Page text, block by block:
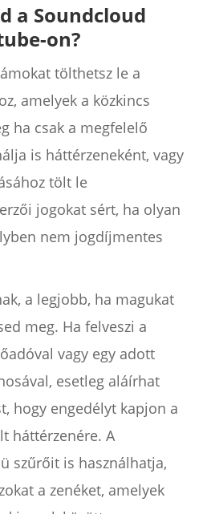
a Soundcloud
on?
tölthetsz le a
amelyek a közkincs
ha csak a megfelelő
is háttérzeneként, vagy
tölt le
jogokat sért, ha olyan
nem jogdíjmentes
a legjobb, ha magukat
meg. Ha felveszi a
vagy egy adott
esetleg aláírhat
hogy engedélyt kapjon a
háttérzenére. A
szűrőit is használhatja,
a zenéket, amelyek